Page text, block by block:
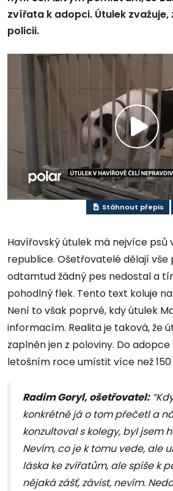
zvířata k adopci. Útulek
policii.
Stáhnout přepis
Havířovský útulek má nejvíce psů
republice. Ošetřovatelé dělají vše
odtamtud žádný pes nedostal a
pohodlný flek. Tento text koluje
Není to však poprvé, kdy útulek
informacím. Realita je taková, že
zaplněn jen z poloviny. Do
letošním roce umístit více než 150
Radim Goryl, ošetřovatel:
konkrétně já o tom přečetl a
konzultoval s kolegy, byl jsem
Nevím, co je k tomu vede, ale
láska ke zvířatům, ale spíše k
nějaká zášť, závist, nevím.